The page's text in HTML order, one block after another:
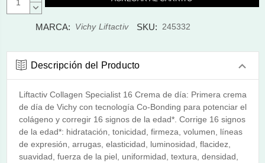
CANTIDAD:
DISMINUIR
MARCA: Vichy Liftactiv SKU: 245332
Descripción del Producto
Liftactiv Collagen Specialist 16 Crema de día: Primera crema
de día de Vichy con tecnología Co-Bonding para potenciar el
colágeno y corregir 16 signos de la edad*. Corrige 16 signos
de la edad*: hidratación, tonicidad, firmeza, volumen, líneas
de expresión, arrugas, elasticidad, luminosidad, flacidez,
suavidad, fuerza de la piel, uniformidad, textura, densidad,